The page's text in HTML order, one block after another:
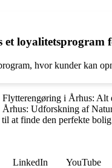
loyalitetsprogram
hvor kunder kan
Flytterengøring i Århus: Alt
Udforskning af
at finde den perfekte
LinkedIn YouTube